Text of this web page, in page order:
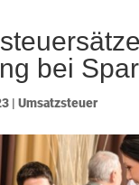
bei
| Umsatzsteuer